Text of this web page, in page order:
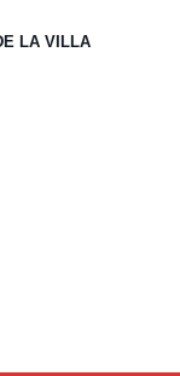
LA VILLA